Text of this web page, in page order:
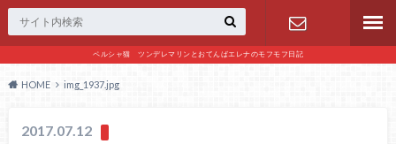
ペルシャ猫 ツンデレマリンとおてんばエレナのモフモフ日記
お問い合わ
HOME img_1937.jpg
2017.07.12